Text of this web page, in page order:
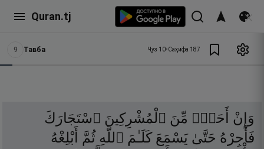
Quran.tj
9 Тавба Ҷуз 10•Саҳифа 187
وَإِنْ أَحَدٌۭ مِّنَ ٱلْمُشْرِكِينَ ٱسْتَجَارَكَ
فَأَجِرْهُ حَتَّىٰ يَسْمَعَ كَلَـٰمَ ٱللَّهِ ثُمَّ
أَبْلِغْهُ